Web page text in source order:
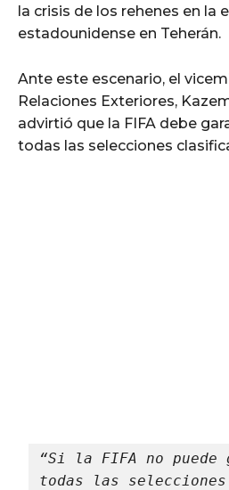
la crisis de los rehenes en la
estadounidense en Teherán.
Ante este escenario, el
Relaciones Exteriores,
advirtió que la FIFA debe
todas las selecciones
“Si la FIFA no puede
todas las